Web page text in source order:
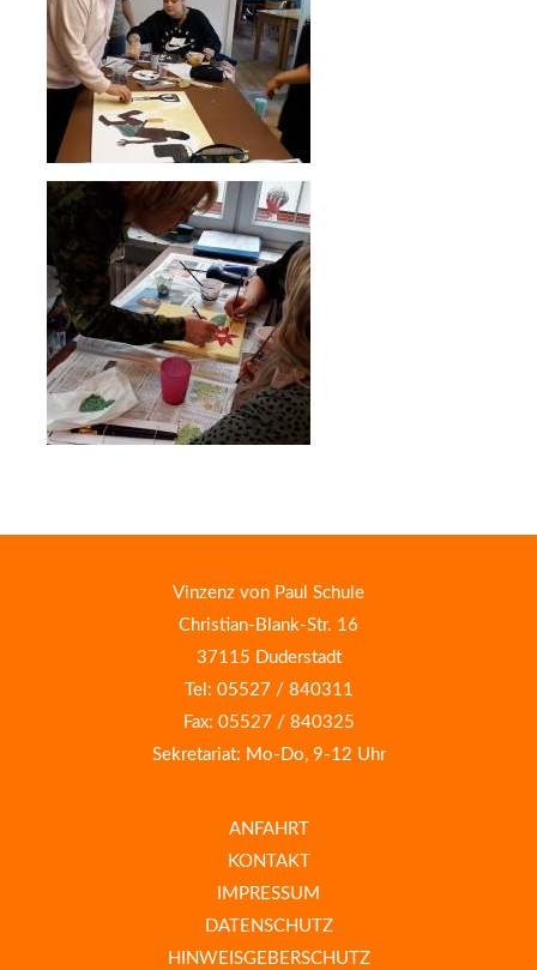
Vinzenz von Paul Schule
Christian-Blank-Str. 16
37115 Duderstadt
Tel: 05527 / 840311
Fax: 05527 / 840325
Sekretariat: Mo-Do, 9-12 Uhr
ANFAHRT
KONTAKT
IMPRESSUM
DATENSCHUTZ
HINWEISGEBERSCHUTZ